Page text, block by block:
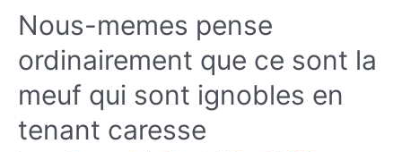
Nous-memes pense
ordinairement que ce sont la
meuf qui sont ignobles en
tenant caresse